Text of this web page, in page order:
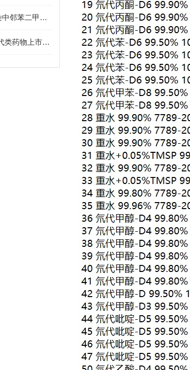
Cell文章环境污染中邻苯二甲酸酯（PAEs）的修复——生物修复和未来展望
【一文了解】氘代类药物上市情况